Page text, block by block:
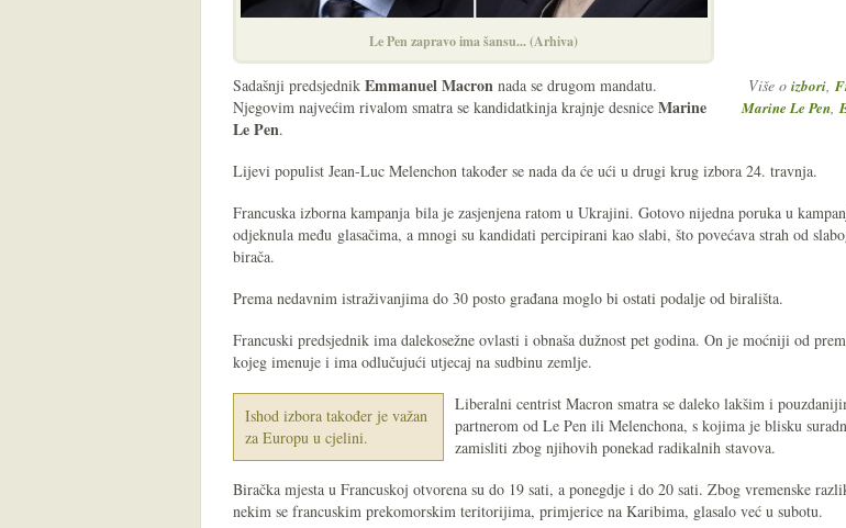
Le Pen zapravo ima šansu... (Arhiva)
Više o izbori,
Marine Le Pen,
Sadašnji predsjednik Emmanuel Macron nada se drugom mandatu.
Njegovim najvećim rivalom smatra se kandidatkinja krajnje desnice Marine
Le Pen.
Lijevi populist Jean-Luc Melenchon također se nada da će ući u drugi krug izbora 24. travnja.
Francuska izborna kampanja bila je zasjenjena ratom u Ukrajini. Gotovo nijedna poruka u
odjeknula među glasačima, a mnogi su kandidati percipirani kao slabi, što povećava strah od
birača.
Prema nedavnim istraživanjima do 30 posto građana moglo bi ostati podalje od birališta.
Francuski predsjednik ima dalekosežne ovlasti i obnaša dužnost pet godina. On je moćniji od
kojeg imenuje i ima odlučujući utjecaj na sudbinu zemlje.
Ishod izbora također je važan
za Europu u cjelini.
Liberalni centrist Macron smatra se daleko lakšim i
partnerom od Le Pen ili Melenchona, s kojima je blisku
zamisliti zbog njihovih ponekad radikalnih stavova.
Biračka mjesta u Francuskoj otvorena su do 19 sati, a ponegdje i do 20 sati. Zbog vremenske
nekim se francuskim prekomorskim teritorijima, primjerice na Karibima, glasalo već u subotu.